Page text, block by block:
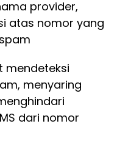
provider,
atas nomor yang
mendeteksi
menyaring
dari nomor